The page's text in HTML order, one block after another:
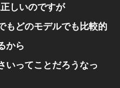
しいのですが
もどのモデルでも比較的
から
いってことだろうなっ